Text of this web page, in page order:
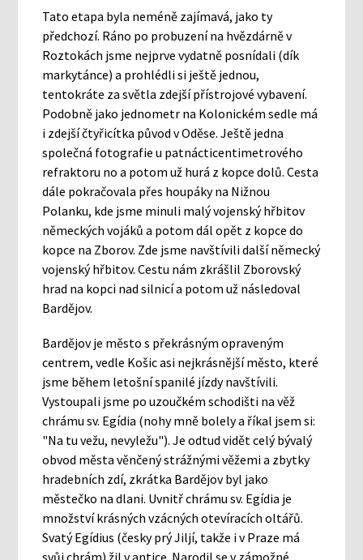
Tato etapa byla neméně zajímavá, jako ty
předchozí. Ráno po probuzení na hvězdárně v
Roztokách jsme nejprve vydatně posnídali (dík
markytánce) a prohlédli si ještě jednou,
tentokráte za světla zdejší přístrojové vybavení.
Podobně jako jednometr na Kolonickém sedle má
i zdejší čtyřicítka původ v Oděse. Ještě jedna
společná fotografie u patnácticentimetrového
refraktoru no a potom už hurá z kopce dolů. Cesta
dále pokračovala přes houpáky na Nižnou
Polanku, kde jsme minuli malý vojenský hřbitov
německých vojáků a potom dál opět z kopce do
kopce na Zborov. Zde jsme navštívili další německý
vojenský hřbitov. Cestu nám zkrášlil Zborovský
hrad na kopci nad silnicí a potom už následoval
Bardějov.
Bardějov je město s překrásným opraveným
centrem, vedle Košic asi nejkrásnější město, které
jsme během letošní spanilé jízdy navštívili.
Vystoupali jsme po uzoučkém schodišti na věž
chrámu sv. Egídia (nohy mně bolely a říkal jsem si:
"Na tu vežu, nevyležu"). Je odtud vidět celý bývalý
obvod města věnčený strážnými věžemi a zbytky
hradebních zdí, zkrátka Bardějov byl jako
městečko na dlani. Uvnitř chrámu sv. Egídia je
množství krásných vzácných otevíracích oltářů.
Svatý Egídius (česky prý Jiljí, takže i v Praze má
svůj chrám) žil v antice. Narodil se v zámožné